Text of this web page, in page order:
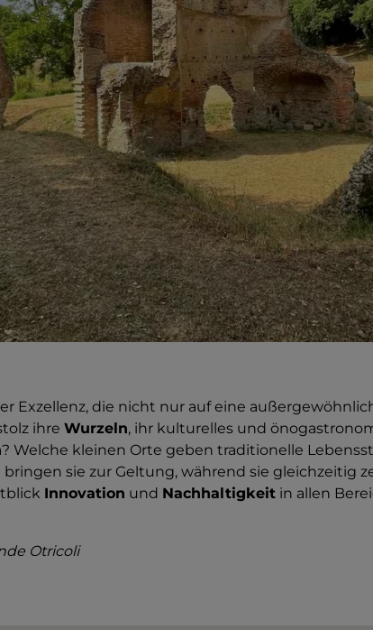
Exzellenz, die nicht nur auf eine
ihre Wurzeln, ihr kulturelles und
? Welche kleinen Orte geben traditionelle
sie zur Geltung, während sie gleichzeitig
Innovation und Nachhaltigkeit in allen
Otricoli